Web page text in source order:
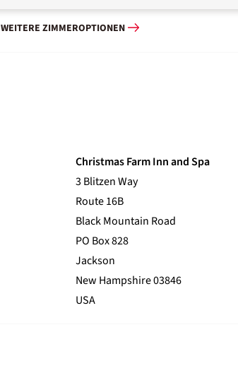
WEITERE ZIMMEROPTIONEN
Christmas Farm Inn and Spa
3 Blitzen Way
Route 16B
Black Mountain Road
PO Box 828
Jackson
New Hampshire 03846
USA